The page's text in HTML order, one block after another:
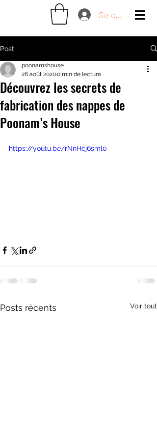
Se connecter
Post
Découvrez les secrets de
fabrication des nappes de
Poonam’s House
poonamshouse
26 août 20200 min de lecture
https://youtu.be/rNnHcj6sml0
Posts récents Voir tout